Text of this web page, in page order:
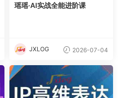
瑶瑶·AI实战全能进阶课
JXLOG 2026-07-04